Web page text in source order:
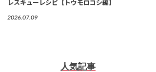
レスキューレシピ【トウモロコシ編】
2026.07.09
人気記事